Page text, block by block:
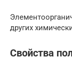
других
Свойства